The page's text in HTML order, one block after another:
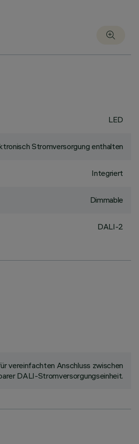
LED
Stromversorgung enthalten
Integriert
Dimmable
DALI-2
vereinfachten Anschluss zwischen
DALI-Stromversorgungseinheit.